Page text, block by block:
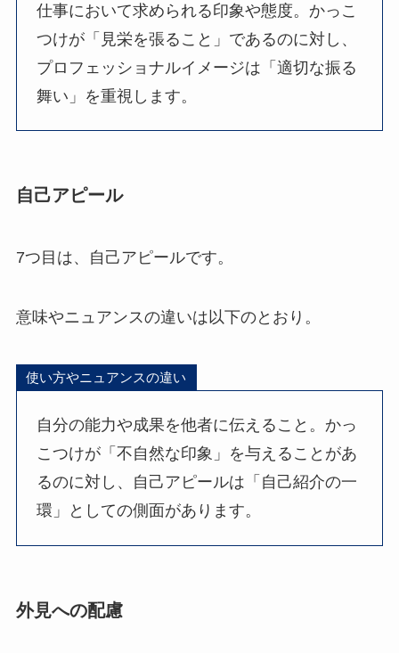
仕事において求められる印象や態度。かっこ
つけが「見栄を張ること」であるのに対し、
プロフェッショナルイメージは「適切な振る
舞い」を重視します。
自己アピール
7つ目は、自己アピールです。
意味やニュアンスの違いは以下のとおり。
使い方やニュアンスの違い
自分の能力や成果を他者に伝えること。かっ
こつけが「不自然な印象」を与えることがあ
るのに対し、自己アピールは「自己紹介の一
環」としての側面があります。
外見への配慮